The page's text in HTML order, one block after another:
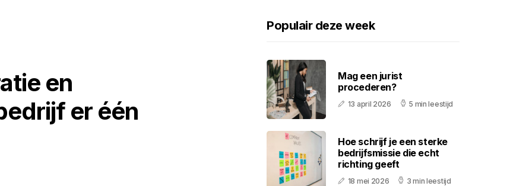
en
er één
Populair deze week
Mag een jurist
procederen?
13 april 2026 5 min leestijd
Hoe schrijf je een sterke
bedrijfsmissie die echt
richting geeft
18 mei 2026 3 min leestijd